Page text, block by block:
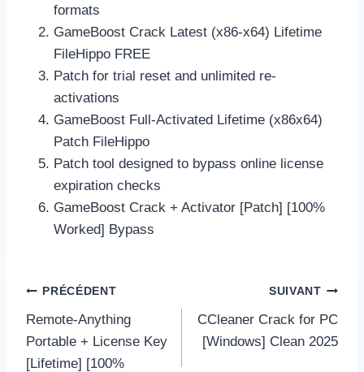
formats
GameBoost Crack Latest (x86-x64) Lifetime
FileHippo FREE
Patch for trial reset and unlimited re-
activations
GameBoost Full-Activated Lifetime (x86x64)
Patch FileHippo
Patch tool designed to bypass online license
expiration checks
GameBoost Crack + Activator [Patch] [100%
Worked] Bypass
Navigation
de
l’article
PRÉCÉDENT
Remote-Anything
Portable + License Key
[Lifetime] [100%
SUIVANT
CCleaner Crack for PC
[Windows] Clean 2025